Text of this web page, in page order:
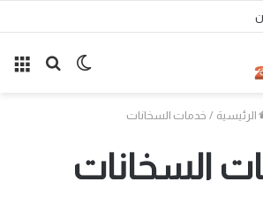
بحث
الوضع
الرئيسية / خدمات السخانات
السخانات